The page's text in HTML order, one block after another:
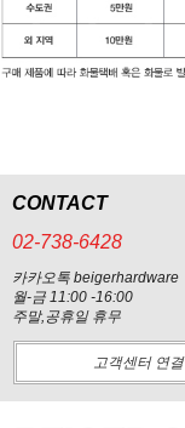
CONTACT
02-738-6428
카카오톡 beigerhardware
월-금 11:00 -16:00
주말,공휴일 휴무
고객센터 연결